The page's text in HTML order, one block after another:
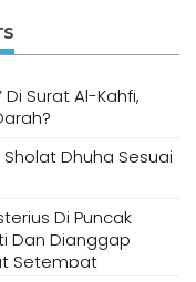
Surat Al-Kahfi,
Dhuha Sesuai
Di Puncak
Dan Dianggap
Setempat